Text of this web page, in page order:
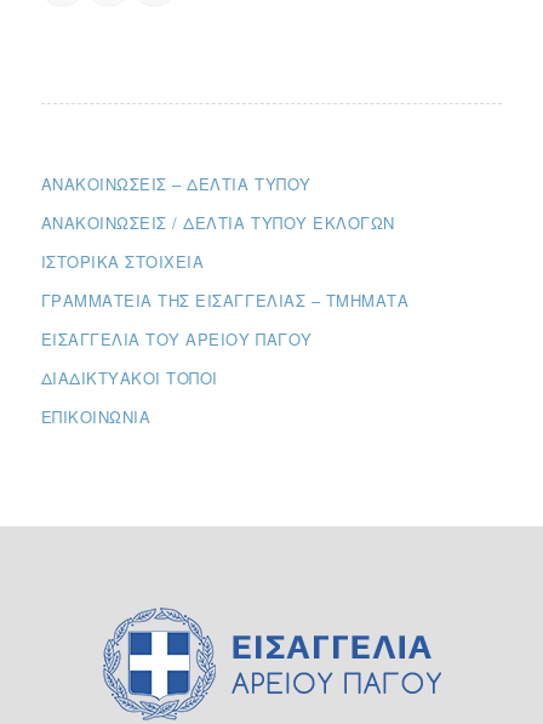
ΑΝΑΚΟΙΝΏΣΕΙΣ – ΔΕΛΤΊΑ ΤΎΠΟΥ
ΑΝΑΚΟΙΝΏΣΕΙΣ / ΔΕΛΤΊΑ ΤΎΠΟΥ ΕΚΛΟΓΏΝ
ΙΣΤΟΡΙΚΆ ΣΤΟΙΧΕΊΑ
ΓΡΑΜΜΑΤΕΊΑ ΤΗΣ ΕΙΣΑΓΓΕΛΊΑΣ – ΤΜΉΜΑΤΑ
ΕΙΣΑΓΓΕΛΊΑ ΤΟΥ ΑΡΕΊΟΥ ΠΆΓΟΥ
ΔΙΑΔΙΚΤΥΑΚΟΊ ΤΌΠΟΙ
ΕΠΙΚΟΙΝΩΝΊΑ